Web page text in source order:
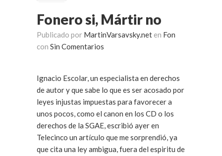
Fonero si, Mártir no
Publicado por MartinVarsavsky.net en Fon
con Sin Comentarios
Ignacio Escolar, un especialista en derechos
de autor y que sabe lo que es ser acosado por
leyes injustas impuestas para favorecer a
unos pocos, como el canon en los CD o los
derechos de la SGAE, escribió ayer en
Telecinco un artículo que me sorprendió, ya
que cita una ley ambigua, fuera del espiritu de